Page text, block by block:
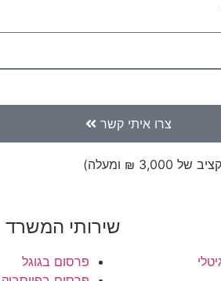
צרו איתי קשר
₪ ומעלה)
שירותי המשרד
פרסום בגוגל